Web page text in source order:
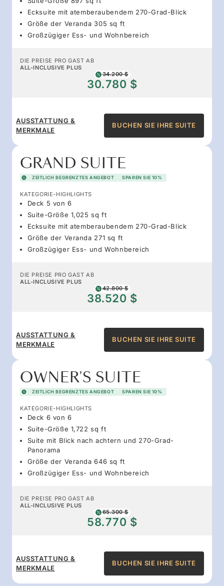
Ecksuite mit atemberaubendem 270-Grad-Blick
Größe der Veranda 305 sq ft
Großzügiger Ess- und Wohnbereich
DIE PREISE PRO GAST AB
ALL-INCLUSIVE PLUS
34.200 $
30.780 $
AUSSTATTUNG &
MERKMALE
BUCHEN SIE IHRE SUITE
GRAND SUITE
ZEITLICH BEGRENZTES ANGEBOT SPAREN SIE 10%
KATEGORIE-HIGHLIGHTS
Deck 5 von 6
Suite-Größe 1,025 sq ft
Ecksuite mit atemberaubendem 270-Grad-Blick
Größe der Veranda 271 sq ft
Großzügiger Ess- und Wohnbereich
DIE PREISE PRO GAST AB
ALL-INCLUSIVE PLUS
42.800 $
38.520 $
AUSSTATTUNG &
MERKMALE
BUCHEN SIE IHRE SUITE
OWNER'S SUITE
ZEITLICH BEGRENZTES ANGEBOT SPAREN SIE 10%
KATEGORIE-HIGHLIGHTS
Deck 6 von 6
Suite-Größe 1,722 sq ft
Suite mit Blick nach achtern und 270-Grad-
Panorama
Größe der Veranda 646 sq ft
Großzügiger Ess- und Wohnbereich
DIE PREISE PRO GAST AB
ALL-INCLUSIVE PLUS
65.300 $
58.770 $
AUSSTATTUNG &
MERKMALE
BUCHEN SIE IHRE SUITE